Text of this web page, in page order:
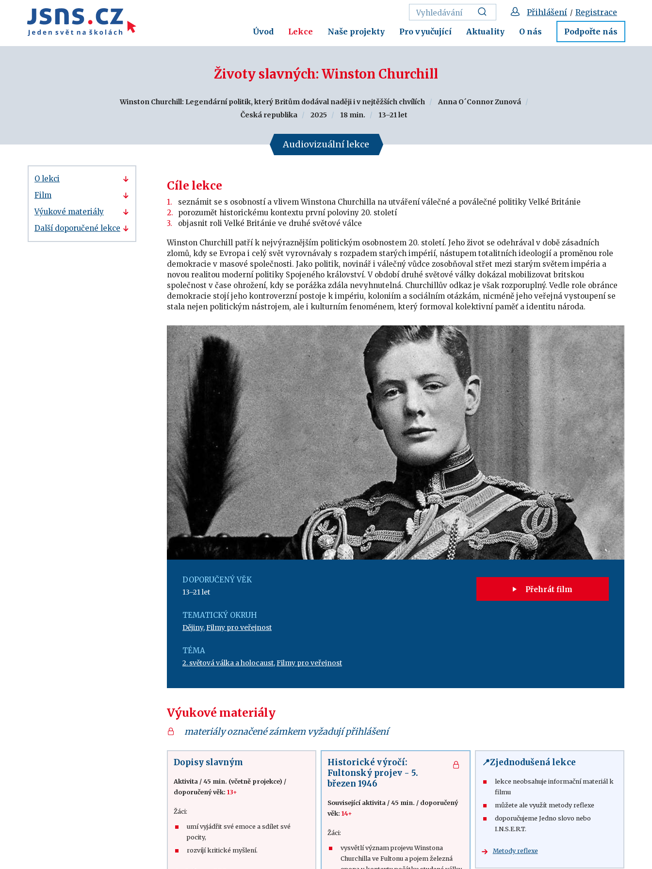
Úvod Lekce Naše projekty Pro vyučující Aktuality O nás Podpořte nás
Přihlášení / Registrace
Životy slavných: Winston Churchill
Winston Churchill: Legendární politik, který Britům dodával naději i v nejtěžších chvílích
Anna O´Connor Zunová
Česká republika
2025 18 min. 13–21 let
Audiovizuální lekce
O lekci
Film
Výukové materiály
Další doporučené lekce
Cíle lekce
seznámit se s osobností a vlivem Winstona Churchilla na utváření válečné a poválečné politiky Velké Británie
porozumět historickému kontextu první poloviny 20. století
objasnit roli Velké Británie ve druhé světové válce
Winston Churchill patří k nejvýraznějším politickým osobnostem 20. století. Jeho život se odehrával v době zásadních
zlomů, kdy se Evropa i celý svět vyrovnávaly s rozpadem starých impérií, nástupem totalitních ideologií a proměnou role
demokracie v masové společnosti. Jako politik, novinář i válečný vůdce zosobňoval střet mezi starým světem impéria a
novou realitou moderní politiky Spojeného království. V období druhé světové války dokázal mobilizovat britskou
společnost v čase ohrožení, kdy se porážka zdála nevyhnutelná. Churchillův odkaz je však rozporuplný. Vedle role obránce
demokracie stojí jeho kontroverzní postoje k impériu, koloniím a sociálním otázkám, nicméně jeho veřejná vystoupení se
stala nejen politickým nástrojem, ale i kulturním fenoménem, který formoval kolektivní paměť a identitu národa.
DOPORUČENÝ VĚK
13–21 let
TEMATICKÝ OKRUH
Dějiny,Filmy pro veřejnost
TÉMA
2. světová válka a holocaust,Filmy pro veřejnost
Přehrát film
Výukové materiály
materiály označené zámkem vyžadují přihlášení
Dopisy slavným
Aktivita / 45 min. (včetně projekce) /
doporučený věk: 13+
Žáci:
umí vyjádřit své emoce a sdílet své
pocity,
rozvíjí kritické myšlení.
Historické výročí:
Fultonský projev - 5.
březen 1946
Související aktivita /45 min. / doporučený
věk:14+
Žáci:
vysvětlí význam projevu Winstona
Churchilla ve Fultonu a pojem železná
📍Zjednodušená lekce
lekce neobsahuje informační materiál k
filmu
můžete ale využít metody reflexe
doporučujeme Jedno slovo nebo
I.N.S.E.R.T.
Metody reflexe